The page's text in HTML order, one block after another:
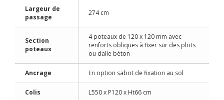
Largeur de
passage
274 cm
Section
poteaux
4 poteaux de 120 x 120 mm avec
renforts obliques à fixer sur des plots
ou dalle béton
Ancrage En option sabot de fixation au sol
Colis L550 x P120 x Ht66 cm